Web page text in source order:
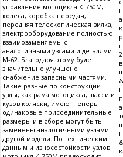
управление мотоцикла К-750М,
колеса, коробка передач,
передняя телескопическая вилка,
электрооборудование полностью
взаимозаменяемы с
аналогичными узлами и деталями
М-62. Благодаря этому будет
значительно улучшено
снабжение запасными частями.
Такие разные по конструкции
узлы, как рама мотоцикла, шасси и
кузов коляски, имеют теперь
одинаковые присоединительные
размеры и в сборе могут быть
заменены аналогичными узлами
другой модели. По техническим
данным и износостойкости узлов